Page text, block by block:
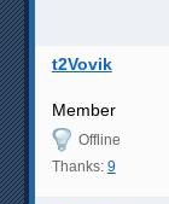
t2Vovik
Member
Offline
Thanks: 9